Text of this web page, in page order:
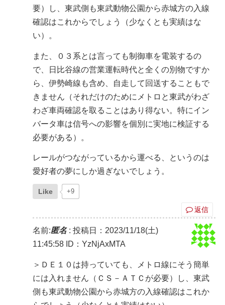
要）し、東武側も東武動物公園から赤城方の入線
確認はこれからでしょう（少なくとも実績はな
い）。
また、０３系とは言っても制御車を電装するの
で、日比谷線の営業運転時代と全くの別物ですか
ら、伊勢崎線も含め、自走して回送することもで
きません（それだけのためにメトロと東武がわざ
わざ車両確認を取ることはあり得ない。特にイン
バータ車は信号への影響を個別に実地に検証する
必要がある）。
レールがつながっているから運べる、というのは
愛好者の夢にしか過ぎないでしょう。
Like +9
返信
名前:匿名: 投稿日：2023/11/18(土)
11:45:58 ID：YzNjAxMTA
＞ＤＥ１０は持っていても、メトロ線にそう簡単
には入れません（ＣＳ－ＡＴＣが必要）し、東武
側も東武動物公園から赤城方の入線確認はこれか